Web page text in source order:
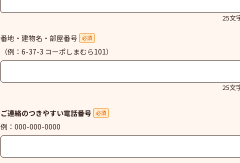
25文
番地・建物名・部屋番号 必須
（例：6-37-3 コーポしまむら101）
25文
ご連絡のつきやすい電話番号 必須
例：000-000-0000